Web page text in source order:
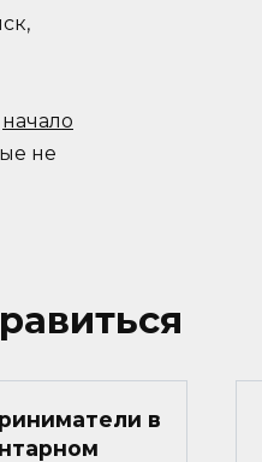
начало
не
в